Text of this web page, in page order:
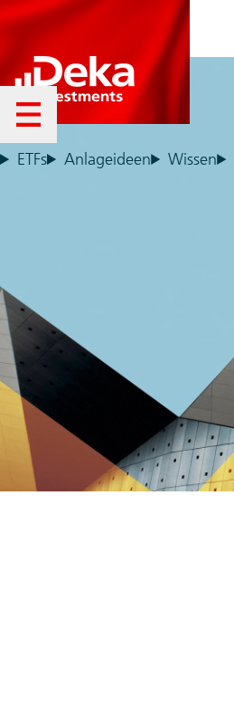
ETFs
Anlageideen Wissen